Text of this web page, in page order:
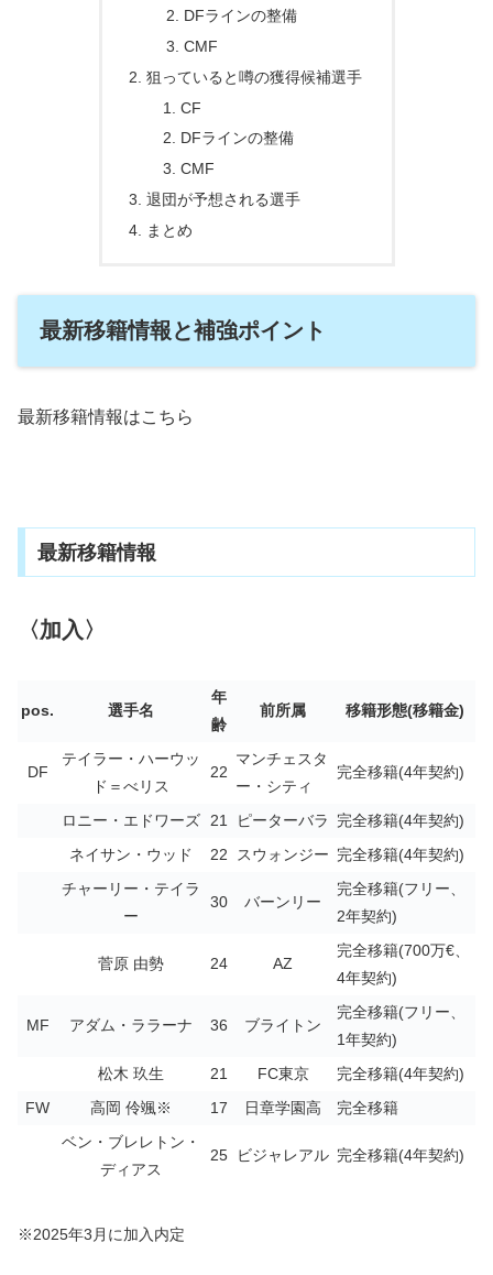
DFラインの整備
CMF
狙っていると噂の獲得候補選手
CF
DFラインの整備
CMF
退団が予想される選手
まとめ
最新移籍情報と補強ポイント
最新移籍情報はこちら
最新移籍情報
〈加入〉
pos. 選手名
年
齢
前所属 移籍形態(移籍金)
DF
テイラー・ハーウッ
ド＝べリス
22
マンチェスタ
ー・シティ
完全移籍(4年契約)
ロニー・エドワーズ 21 ピーターバラ
完全移籍(4年契約)
ネイサン・ウッド
22 スウォンジー 完全移籍(4年契約)
チャーリー・テイラ
ー
30 バーンリー
完全移籍(フリー、
2年契約)
菅原 由勢 24 AZ
完全移籍(700万€、
4年契約)
MF アダム・ララーナ 36 ブライトン
完全移籍(フリー、
1年契約)
松木 玖生
21 FC東京
完全移籍(4年契約)
FW
高岡 伶颯※ 17 日章学園高
完全移籍
ベン・ブレレトン・
ディアス
25 ビジャレアル 完全移籍(4年契約)
※2025年3月に加入内定